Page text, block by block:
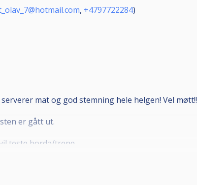
, +4797722284)
mat og god stemning hele helgen! Vel møtt!!
er gått ut.
teste borda/trene.